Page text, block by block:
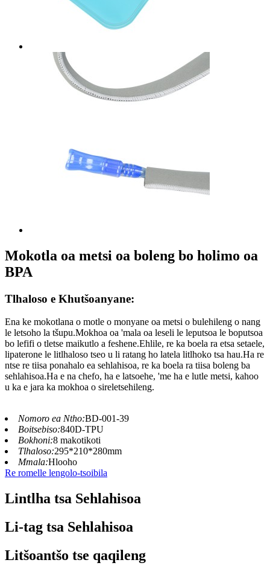
Mokotla oa metsi oa boleng bo holimo oa
BPA
Tlhaloso e Khutšoanyane:
Ena ke mokotlana o motle o monyane oa metsi o bulehileng o nang
le letsoho la tšupu.Mokhoa oa 'mala oa leseli le leputsoa le boputsoa
bo lefifi o tletse maikutlo a feshene.Ehlile, re ka boela ra etsa setaele,
lipaterone le litlhaloso tseo u li ratang ho latela litlhoko tsa hau.Ha re
ntse re tiisa ponahalo ea sehlahisoa, re ka boela ra tiisa boleng ba
sehlahisoa.Ha e na chefo, ha e latsoehe, 'me ha e lutle metsi, kahoo
u ka e jara ka mokhoa o sireletsehileng.
Nomoro ea Ntho:BD-001-39
Boitsebiso:840D-TPU
Bokhoni:8 makotikoti
Tlhaloso:295*210*280mm
Mmala:Hlooho
Re romelle lengolo-tsoibila
Lintlha tsa Sehlahisoa
Li-tag tsa Sehlahisoa
Litšoantšo tse qaqileng